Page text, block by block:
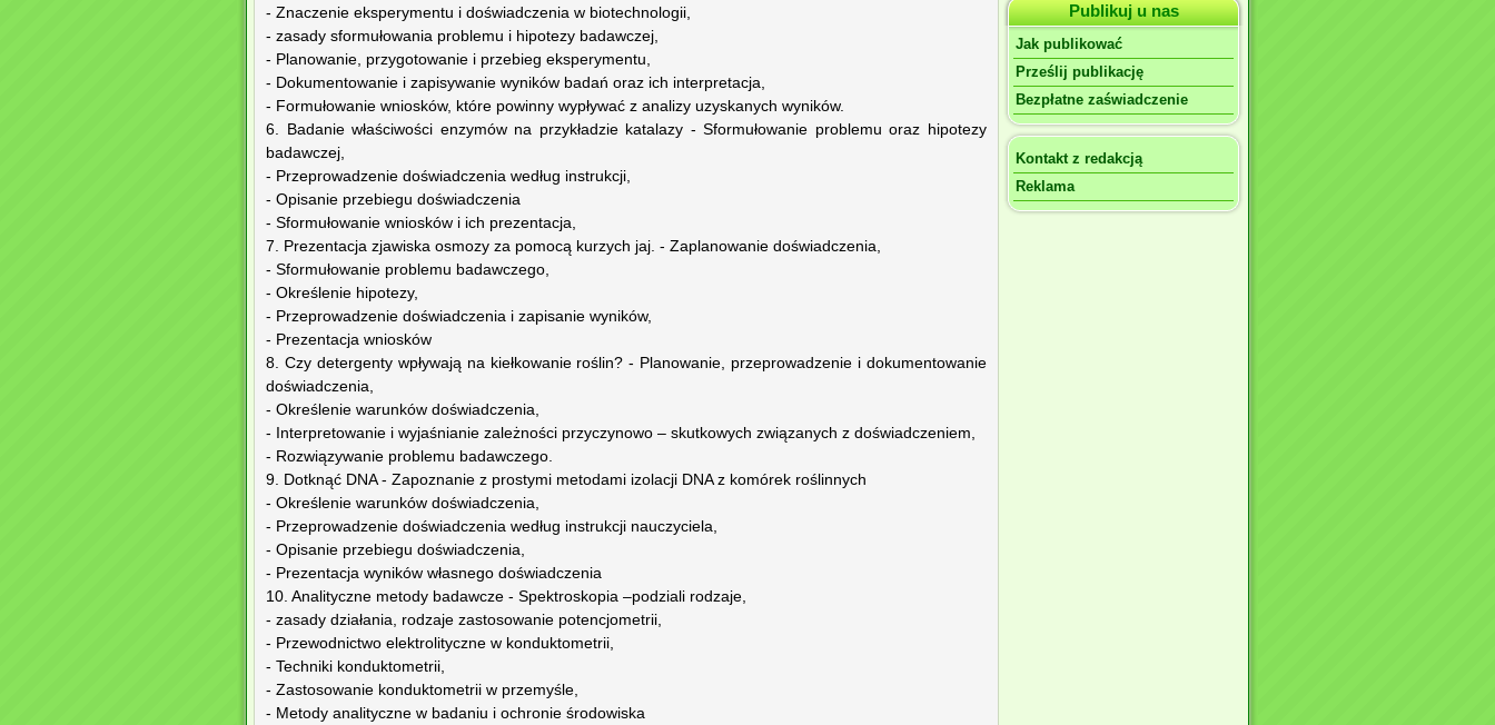
- Znaczenie eksperymentu i doświadczenia w biotechnologii,
- zasady sformułowania problemu i hipotezy badawczej,
- Planowanie, przygotowanie i przebieg eksperymentu,
- Dokumentowanie i zapisywanie wyników badań oraz ich interpretacja,
- Formułowanie wniosków, które powinny wypływać z analizy uzyskanych wyników.
6. Badanie właściwości enzymów na przykładzie katalazy - Sformułowanie problemu oraz hipotezy
badawczej,
- Przeprowadzenie doświadczenia według instrukcji,
- Opisanie przebiegu doświadczenia
- Sformułowanie wniosków i ich prezentacja,
7. Prezentacja zjawiska osmozy za pomocą kurzych jaj. - Zaplanowanie doświadczenia,
- Sformułowanie problemu badawczego,
- Określenie hipotezy,
- Przeprowadzenie doświadczenia i zapisanie wyników,
- Prezentacja wniosków
8. Czy detergenty wpływają na kiełkowanie roślin? - Planowanie, przeprowadzenie i dokumentowanie
doświadczenia,
- Określenie warunków doświadczenia,
- Interpretowanie i wyjaśnianie zależności przyczynowo – skutkowych związanych z doświadczeniem,
- Rozwiązywanie problemu badawczego.
9. Dotknąć DNA - Zapoznanie z prostymi metodami izolacji DNA z komórek roślinnych
- Określenie warunków doświadczenia,
- Przeprowadzenie doświadczenia według instrukcji nauczyciela,
- Opisanie przebiegu doświadczenia,
- Prezentacja wyników własnego doświadczenia
10. Analityczne metody badawcze - Spektroskopia –podziali rodzaje,
- zasady działania, rodzaje zastosowanie potencjometrii,
- Przewodnictwo elektrolityczne w konduktometrii,
- Techniki konduktometrii,
- Zastosowanie konduktometrii w przemyśle,
- Metody analityczne w badaniu i ochronie środowiska
Publikuj u nas
Jak publikować
Prześlij publikację
Bezpłatne zaświadczenie
Kontakt z redakcją
Reklama